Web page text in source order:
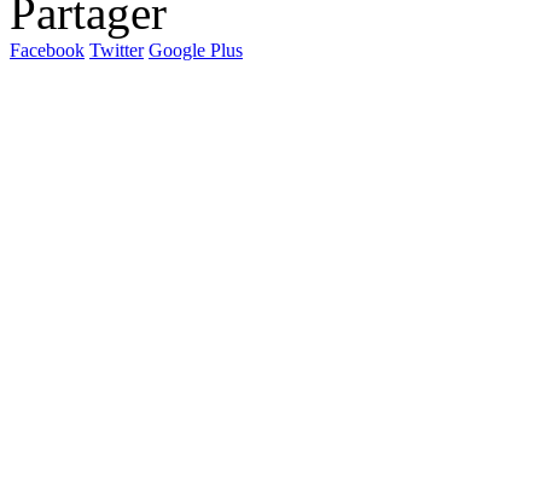
Partager
Facebook Twitter Google Plus